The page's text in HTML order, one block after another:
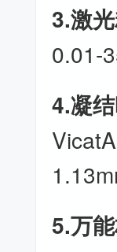
3.激
0.01-
4.凝
5.万